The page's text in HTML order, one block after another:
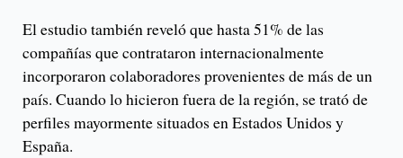
El estudio también reveló que hasta 51% de las
compañías que contrataron internacionalmente
incorporaron colaboradores provenientes de más de un
país. Cuando lo hicieron fuera de la región, se trató de
perfiles mayormente situados en Estados Unidos y
España.